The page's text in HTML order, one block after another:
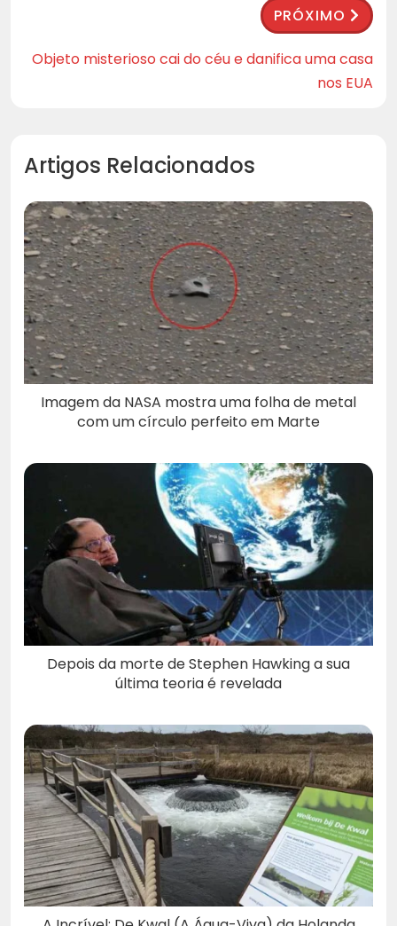
PRÓXIMO
Objeto misterioso cai do céu e danifica uma casa
nos EUA
Artigos Relacionados
Imagem da NASA mostra uma folha de metal
com um círculo perfeito em Marte
Depois da morte de Stephen Hawking a sua
última teoria é revelada